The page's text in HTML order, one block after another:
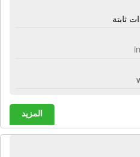
ثابتة
المزيد